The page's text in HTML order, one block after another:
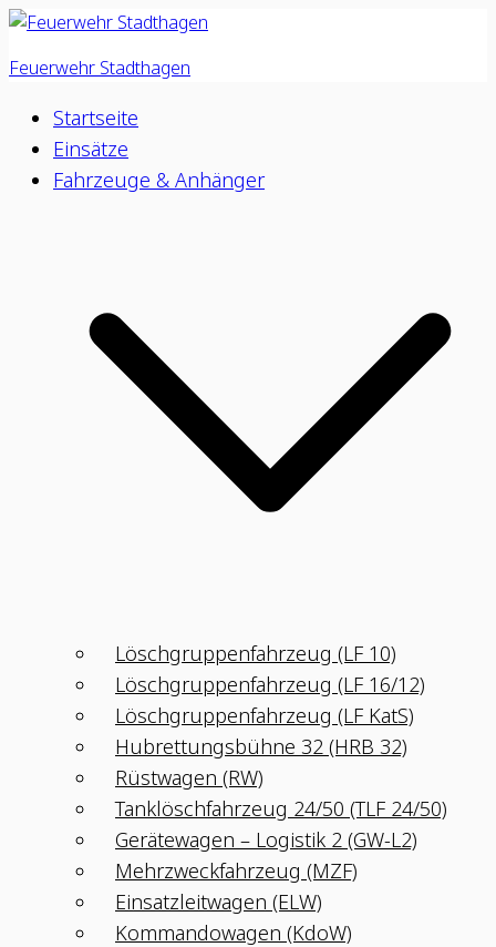
Zum
springen
Feuerwehr Stadthagen
Startseite
Einsätze
Fahrzeuge & Anhänger
Löschgruppenfahrzeug (LF 10)
Löschgruppenfahrzeug (LF 16/12)
Löschgruppenfahrzeug (LF KatS)
Hubrettungsbühne 32 (HRB 32)
Rüstwagen (RW)
Tanklöschfahrzeug 24/50 (TLF 24/50)
Gerätewagen – Logistik 2 (GW-L2)
Mehrzweckfahrzeug (MZF)
Einsatzleitwagen (ELW)
Kommandowagen (KdoW)